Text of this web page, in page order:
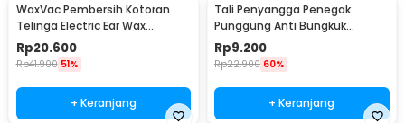
WaxVac Pembersih Kotoran
Telinga Electric Ear Wax
Vacuum Silicon Tip - 682
Rp20.600
Rp41.900 51%
+ Keranjang
Tali Penyangga Penegak
Punggung Anti Bungkuk
Posture Corrector Size S
Rp9.200
Rp22.900 60%
+ Keranjang